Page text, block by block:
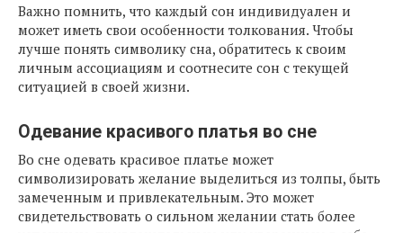
Важно помнить, что каждый сон индивидуален и
может иметь свои особенности толкования. Чтобы
лучше понять символику сна, обратитесь к своим
личным ассоциациям и соотнесите сон с текущей
ситуацией в своей жизни.
Одевание красивого платья во сне
Во сне одевать красивое платье может
символизировать желание выделиться из толпы, быть
замеченным и привлекательным. Это может
свидетельствовать о сильном желании стать более